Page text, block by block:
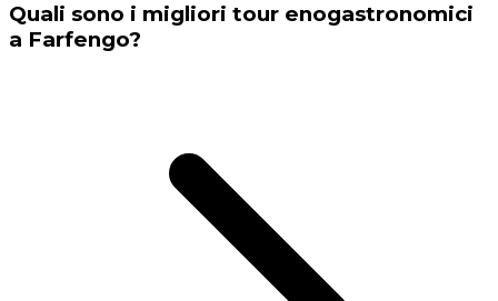
Quali sono i migliori tour enogastronomici
a Farfengo?